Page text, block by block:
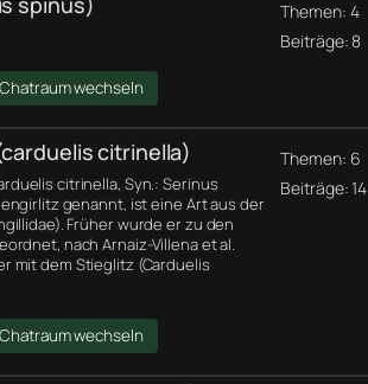
wechseln
Themen: 4
Beiträge: 8
citrinella)
citrinella, Syn.: Serinus
genannt, ist eine Art aus der
Früher wurde er zu den
nach Arnaiz-Villena et al.
mit dem Stieglitz (Carduelis
wechseln
Themen: 6
Beiträge: 14